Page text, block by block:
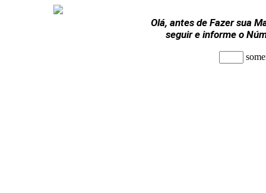
Olá, antes de Fazer sua
seguir e informe o